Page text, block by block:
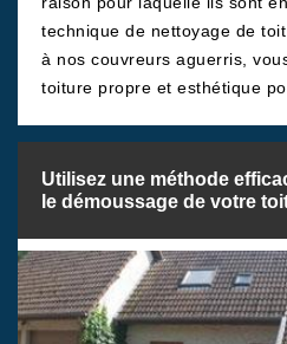
technique de nettoyage de
à nos couvreurs aguerris,
toiture propre et esthétique
Utilisez une méthode
le démoussage de votre